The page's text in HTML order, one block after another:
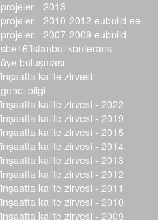
projeler - 2013
projeler - 2010-2012 eubuild ee
projeler - 2007-2009 eubuild
sbe16 i̇stanbul konferansı
üye buluşması
i̇nşaatta kalite zirvesi
genel bilgi
i̇nşaatta kalite zirvesi - 2022
i̇nşaatta kalite zirvesi - 2019
i̇nşaatta kalite zirvesi - 2015
i̇nşaatta kalite zirvesi - 2014
i̇nşaatta kalite zirvesi - 2013
i̇nşaatta kalite zirvesi - 2012
i̇nşaatta kalite zirvesi - 2011
i̇nşaatta kalite zirvesi - 2010
i̇nşaatta kalite zirvesi - 2009